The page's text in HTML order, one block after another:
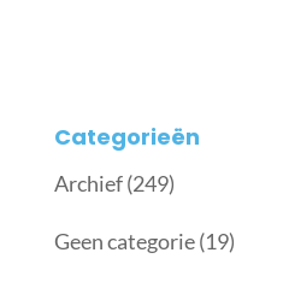
Categorieën
Archief(249)
Geen categorie(19)